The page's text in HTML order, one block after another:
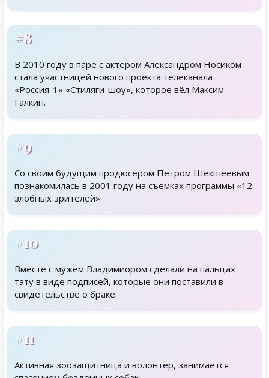
#8
В 2010 году в паре с актёром Александром Носиком
стала участницей нового проекта телеканала
«Россия-1» «Стиляги-шоу», которое вёл Максим
Галкин.
#9
Со своим будущим продюсером Петром Шекшеевым
познакомилась в 2001 году на съёмках программы «12
злобных зрителей».
#10
Вместе с мужем Владимиором сделали на пальцах
тату в виде подписей, которые они поставили в
свидетельстве о браке.
#11
Активная зоозащитница и волонтер, занимается